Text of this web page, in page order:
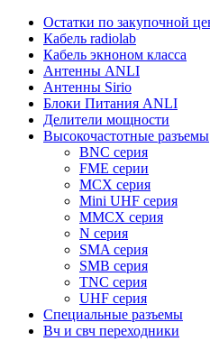
Остатки по закупочной
Кабель radiolab
Кабель экноном класса
Антенны ANLI
Антенны Sirio
Блоки Питания ANLI
Делители мощности
Высокочастотные разъемы
BNC серия
FME серии
MCX серия
Mini UHF серия
MMCX серия
N серия
SMA серия
SMB серия
TNC серия
UHF серия
Специальные разъемы
Вч и свч переходники